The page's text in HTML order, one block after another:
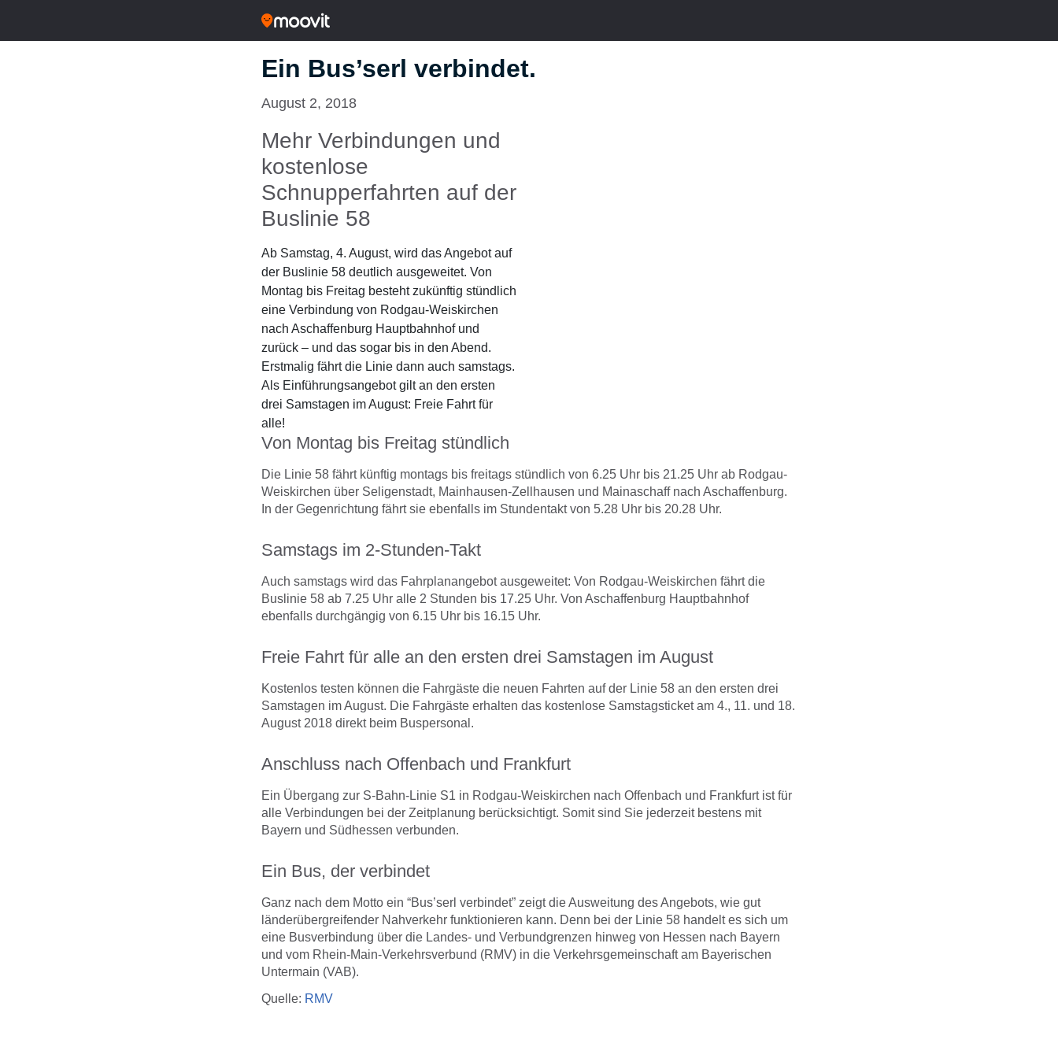
Ein Bus’serl verbindet.
August 2, 2018
Mehr Verbindungen und
kostenlose
Schnupperfahrten auf der
Buslinie 58
Ab Samstag, 4. August, wird das Angebot auf
der Buslinie 58 deutlich ausgeweitet. Von
Montag bis Freitag besteht zukünftig stündlich
eine Verbindung von Rodgau-Weiskirchen
nach Aschaffenburg Hauptbahnhof und
zurück – und das sogar bis in den Abend.
Erstmalig fährt die Linie dann auch samstags.
Als Einführungsangebot gilt an den ersten
drei Samstagen im August: Freie Fahrt für
alle!
Von Montag bis Freitag stündlich
Die Linie 58 fährt künftig montags bis freitags stündlich von 6.25 Uhr bis 21.25 Uhr ab Rodgau-
Weiskirchen über Seligenstadt, Mainhausen-Zellhausen und Mainaschaff nach Aschaffenburg.
In der Gegenrichtung fährt sie ebenfalls im Stundentakt von 5.28 Uhr bis 20.28 Uhr.
Samstags im 2-Stunden-Takt
Auch samstags wird das Fahrplanangebot ausgeweitet: Von Rodgau-Weiskirchen fährt die
Buslinie 58 ab 7.25 Uhr alle 2 Stunden bis 17.25 Uhr. Von Aschaffenburg Hauptbahnhof
ebenfalls durchgängig von 6.15 Uhr bis 16.15 Uhr.
Freie Fahrt für alle an den ersten drei Samstagen im August
Kostenlos testen können die Fahrgäste die neuen Fahrten auf der Linie 58 an den ersten drei
Samstagen im August. Die Fahrgäste erhalten das kostenlose Samstagsticket am 4., 11. und 18.
August 2018 direkt beim Buspersonal.
Anschluss nach Offenbach und Frankfurt
Ein Übergang zur S-Bahn-Linie S1 in Rodgau-Weiskirchen nach Offenbach und Frankfurt ist für
alle Verbindungen bei der Zeitplanung berücksichtigt. Somit sind Sie jederzeit bestens mit
Bayern und Südhessen verbunden.
Ein Bus, der verbindet
Ganz nach dem Motto ein “Bus’serl verbindet” zeigt die Ausweitung des Angebots, wie gut
länderübergreifender Nahverkehr funktionieren kann. Denn bei der Linie 58 handelt es sich um
eine Busverbindung über die Landes- und Verbundgrenzen hinweg von Hessen nach Bayern
und vom Rhein-Main-Verkehrsverbund (RMV) in die Verkehrsgemeinschaft am Bayerischen
Untermain (VAB).
Quelle: RMV